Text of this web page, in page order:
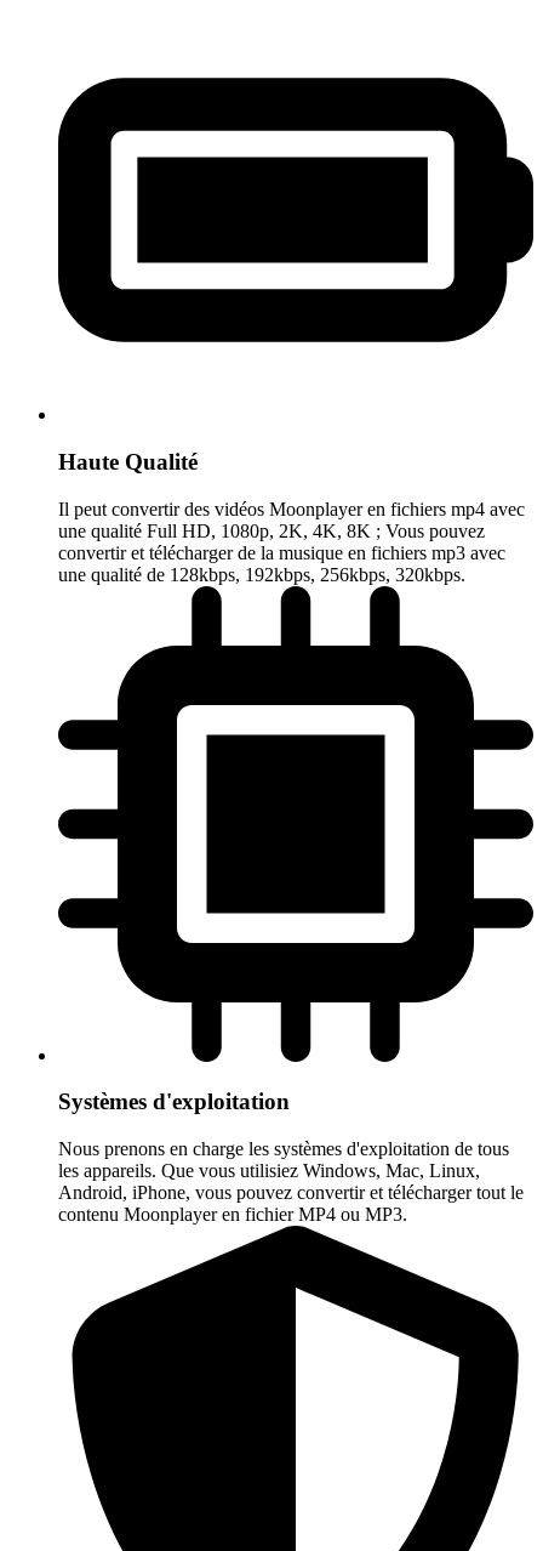
Haute Qualité
Il peut convertir des vidéos Moonplayer en fichiers mp4 avec
une qualité Full HD, 1080p, 2K, 4K, 8K ; Vous pouvez
convertir et télécharger de la musique en fichiers mp3 avec
une qualité de 128kbps, 192kbps, 256kbps, 320kbps.
Systèmes d'exploitation
Nous prenons en charge les systèmes d'exploitation de tous
les appareils. Que vous utilisiez Windows, Mac, Linux,
Android, iPhone, vous pouvez convertir et télécharger tout le
contenu Moonplayer en fichier MP4 ou MP3.